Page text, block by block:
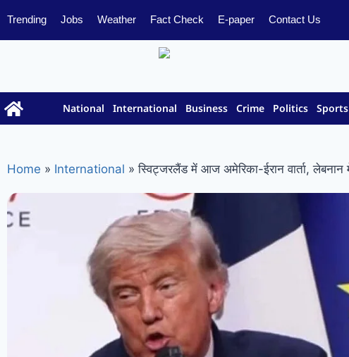
Trending Jobs Weather Fact Check E-paper Contact Us
National International Business Crime Politics Sports
Home » International » स्विट्जरलैंड में आज अमेरिका-ईरान वार्ता, लेबनान